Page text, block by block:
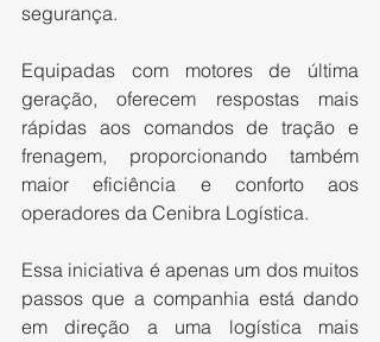
segurança.
Equipadas com motores de última
geração, oferecem respostas mais
rápidas aos comandos de tração e
frenagem, proporcionando também
maior eficiência e conforto aos
operadores da Cenibra Logística.
Essa iniciativa é apenas um dos muitos
passos que a companhia está dando
em direção a uma logística mais